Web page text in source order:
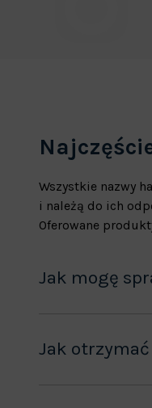
Wszystkie nazwy
i należą do ich
Oferowane
Jak mogę
Jak